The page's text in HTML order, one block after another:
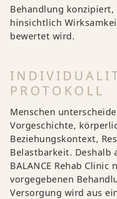
Behandlung
hinsichtlich
bewertet wird.
PROTOKOLL
Menschen
Vorgeschichte,
Beziehungskontext,
Belastbarkeit. Deshalb
BALANCE Rehab Clinic
vorgegebenen
Versorgung wird aus